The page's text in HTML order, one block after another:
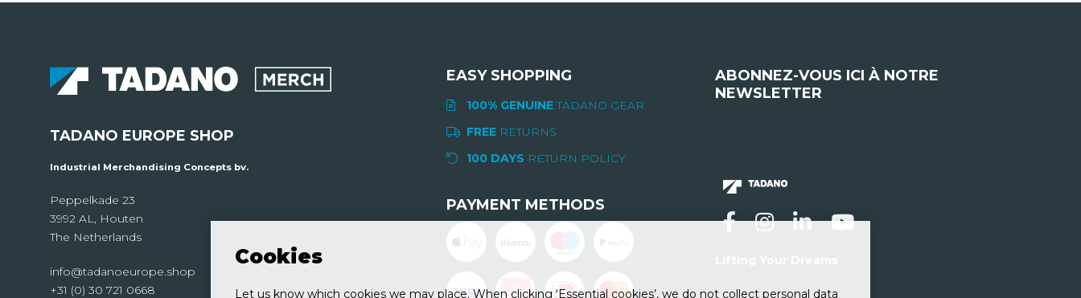
Cookies
Let us know which cookies we may place. When clicking ‘Essential cookies’, we do not collect personal data
TADANO EUROPE SHOP
Industrial Merchandising Concepts bv.
Peppelkade 23
3992 AL, Houten
The Netherlands
info@tadanoeurope.shop
+31 (0) 30 721 0668
EASY SHOPPING
100% GENUINETADANO GEAR
FREE RETURNS
100 DAYS RETURN POLICY
PAYMENT METHODS
ABONNEZ-VOUS ICI À NOTRE
NEWSLETTER